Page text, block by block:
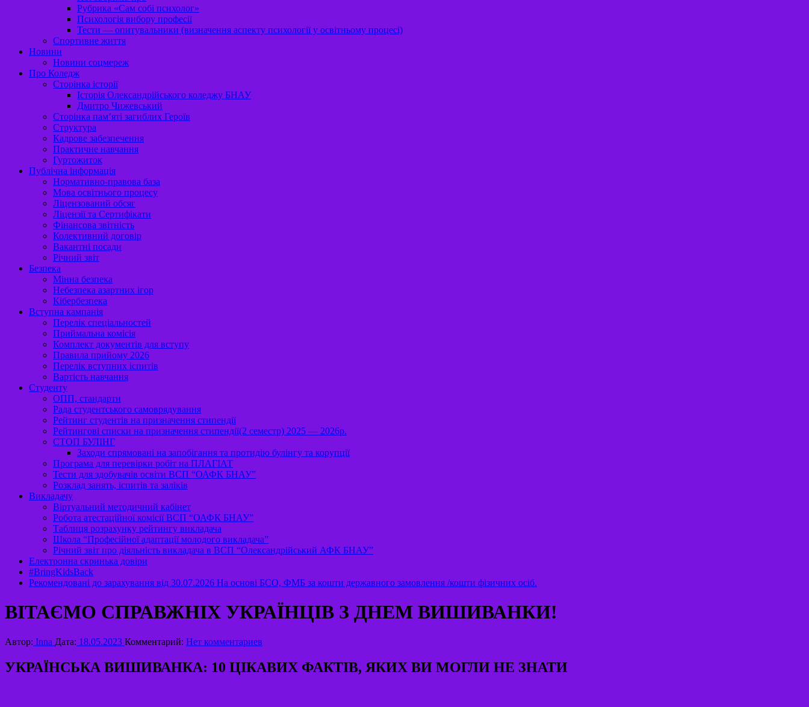
Рубрика «Сам собі психолог»
Психологія вибору професії
Тести — опитувальники (визначення аспекту психології у освітньому процесі)
Спортивне життя
Новини
Новини соцмереж
Про Коледж
Сторінка історії
Історія Олександрійського коледжу БНАУ
Дмитро Чижевський
Сторінка пам’яті загиблих Героїв
Структура
Кадрове забезпечення
Практичне навчання
Гуртожиток
Публічна інформація
Нормативно-правова база
Мова освітнього процесу
Ліцензований обсяг
Ліцензії та Сертифікати
Фінансова звітність
Колективний договір
Вакантні посади
Річний звіт
Безпека
Мінна безпека
Небезпека азартних ігор
Кібербезпека
Вступна кампанія
Перелік спеціальностей
Приймальна комісія
Комплект документів для вступу
Правила прийому 2026
Перелік вступних іспитів
Вартість навчання
Студенту
ОПП, стандарти
Рада студентського самоврядування
Рейтинг студентів на призначення стипендії
Рейтингові списки на призначення стипендії(2 семестр) 2025 — 2026р.
СТОП БУЛІНГ
Заходи спрямовані на запобігання та протидію булінгу та корупції
Програма для перевірки робіт на ПЛАГІАТ
Тести для здобувачів освіти ВСП “ОАФК БНАУ”
Розклад занять, іспитів та заліків
Викладачу
Віртуальний методичний кабінет
Робота атестаційної комісії ВСП “ОАФК БНАУ”
Таблиця розрахунку рейтингу викладача
Школа “Професійної адаптації молодого викладача”
Річний звіт про діяльність викладача в ВСП “Олександрійський АФК БНАУ”
Електронна скринька довіри
#BringKidsBack
Рекомендовані до зарахування від 30.07.2026 На основі БСО, ФМБ за кошти державного замовлення /кошти фізичних осіб.
ВІТАЄМО СПРАВЖНІХ УКРАЇНЦІВ З ДНЕМ ВИШИВАНКИ!
Автор: Inna Дата: 18.05.2023 Комментарий: Нет комментариев
УКРАЇНСЬКА ВИШИВАНКА: 10 ЦІКАВИХ ФАКТІВ, ЯКИХ ВИ МОГЛИ НЕ ЗНАТИ